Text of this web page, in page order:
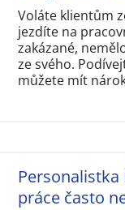
Voláte klientům
jezdíte na
zakázané,
ze svého.
můžete mít
práce často